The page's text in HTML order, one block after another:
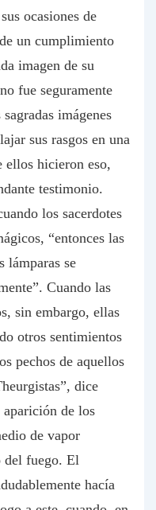
ocasiones de
un cumplimiento
imagen de su
fue seguramente
imágenes
sus rasgos en una
ellos hicieron eso,
testimonio.
los sacerdotes
“entonces las
lámparas se
Cuando las
sin embargo, ellas
otros sentimientos
pechos de aquellos
dice
aparición de los
de vapor
del fuego. El
hacía